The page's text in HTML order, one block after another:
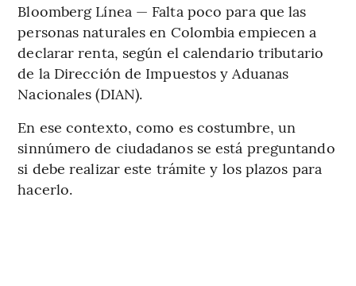
Bloomberg Línea — Falta poco para que las
personas naturales en Colombia empiecen a
declarar renta, según el calendario tributario
de la Dirección de Impuestos y Aduanas
Nacionales (DIAN).
En ese contexto, como es costumbre, un
sinnúmero de ciudadanos se está preguntando
si debe realizar este trámite y los plazos para
hacerlo.